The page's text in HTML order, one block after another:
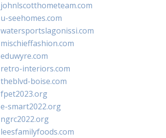
johnlscotthometeam.com
u-seehomes.com
watersportslagonissi.com
mischieffashion.com
eduwyre.com
retro-interiors.com
theblvd-boise.com
fpet2023.org
e-smart2022.org
ngrc2022.org
leesfamilyfoods.com